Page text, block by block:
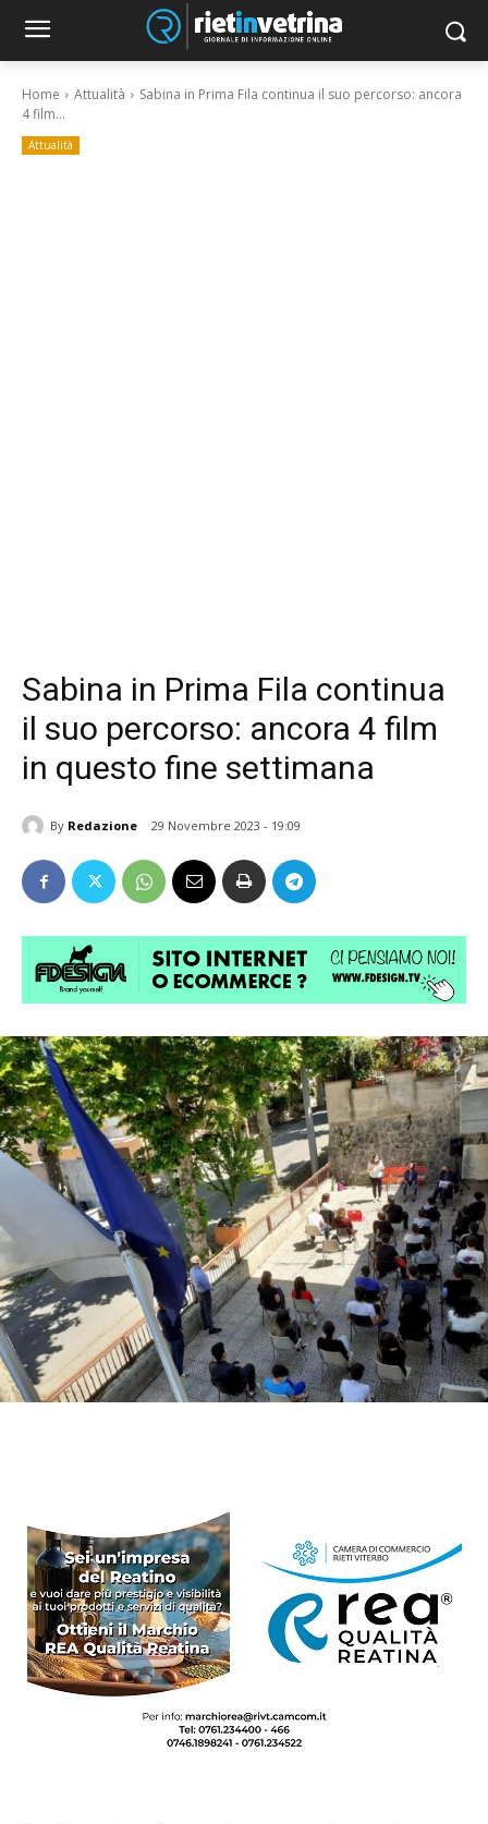
Home Attualità
Sabina in Prima Fila continua il suo percorso: ancora
4 film...
Attualità
Sabina in Prima Fila continua
il suo percorso: ancora 4 film
in questo fine settimana
By Redazione 29 Novembre 2023 - 19:09